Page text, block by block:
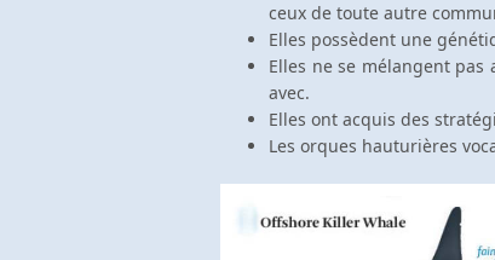
ceux de toute autre
Elles possèdent une
Elles ne se mélangent pas
avec.
Elles ont acquis des
Les orques hauturières